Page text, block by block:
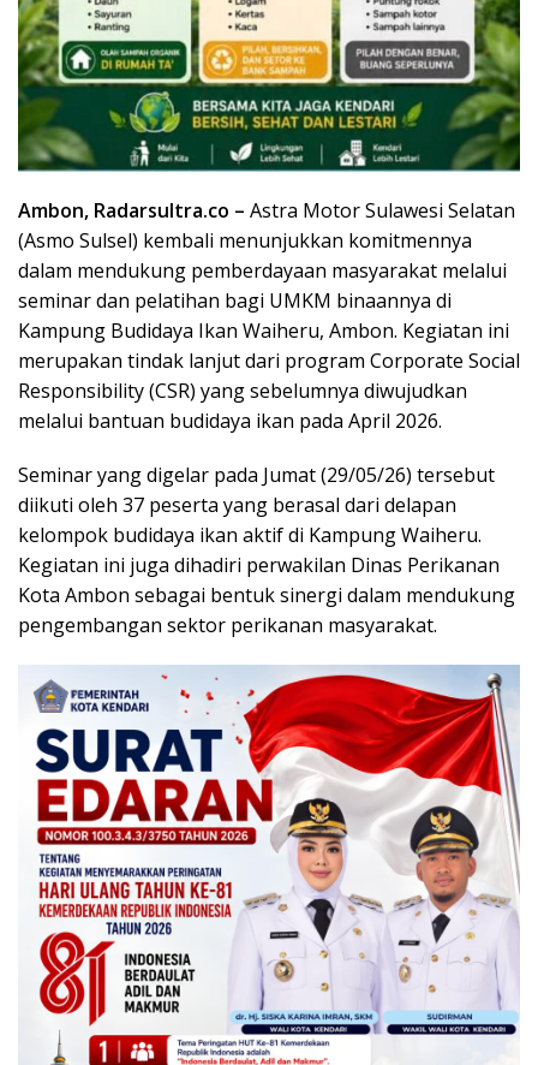
Ambon, Radarsultra.co – Astra Motor Sulawesi Selatan
(Asmo Sulsel) kembali menunjukkan komitmennya
dalam mendukung pemberdayaan masyarakat melalui
seminar dan pelatihan bagi UMKM binaannya di
Kampung Budidaya Ikan Waiheru, Ambon. Kegiatan ini
merupakan tindak lanjut dari program Corporate Social
Responsibility (CSR) yang sebelumnya diwujudkan
melalui bantuan budidaya ikan pada April 2026.
Seminar yang digelar pada Jumat (29/05/26) tersebut
diikuti oleh 37 peserta yang berasal dari delapan
kelompok budidaya ikan aktif di Kampung Waiheru.
Kegiatan ini juga dihadiri perwakilan Dinas Perikanan
Kota Ambon sebagai bentuk sinergi dalam mendukung
pengembangan sektor perikanan masyarakat.